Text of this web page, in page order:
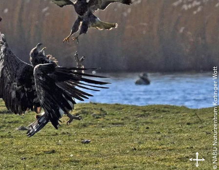
© NABU Naturzentrum Katinger Watt